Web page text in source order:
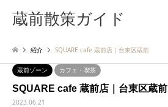
蔵前散策ガイド
紹介 SQUARE cafe 蔵前店｜台東区蔵前
蔵前ゾーン カフェ・喫茶
SQUARE cafe 蔵前店｜台東区蔵前
2023.06.21